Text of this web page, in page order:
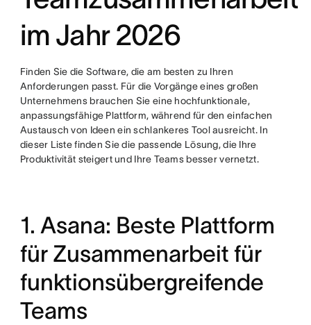
im Jahr 2026
Finden Sie die Software, die am besten zu Ihren
Anforderungen passt. Für die Vorgänge eines großen
Unternehmens brauchen Sie eine hochfunktionale,
anpassungsfähige Plattform, während für den einfachen
Austausch von Ideen ein schlankeres Tool ausreicht. In
dieser Liste finden Sie die passende Lösung, die Ihre
Produktivität steigert und Ihre Teams besser vernetzt.
1. Asana: Beste Plattform
für Zusammenarbeit für
funktionsübergreifende
Teams